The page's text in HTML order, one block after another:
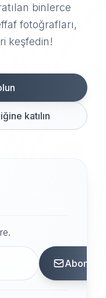
binlerce
fotoğrafları,
keşfedin!
katılın
Abone